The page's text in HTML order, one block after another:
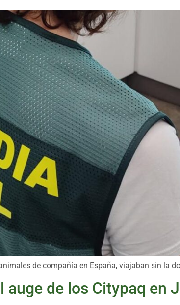
de compañía en España, viajaban sin la
auge de los Citypaq en